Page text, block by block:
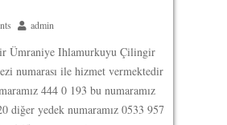
admin
Ümraniye Ihlamurkuyu Çilingir
numarası ile hizmet vermektedir
444 0 193 bu numaramız
diğer yedek numaramız 0533 957